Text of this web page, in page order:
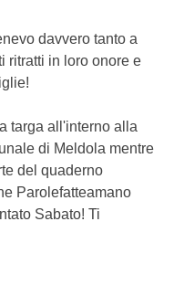
davvero tanto a
ritratti in loro onore e
targa all'interno alla
di Meldola mentre
del quaderno
Parolefatteamano
Sabato! Ti